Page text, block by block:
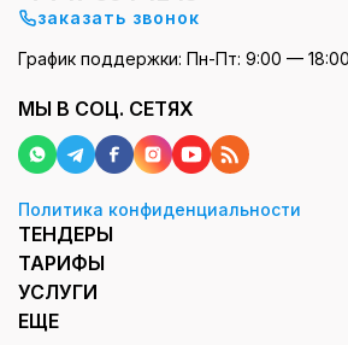
заказать звонок
График поддержки: Пн-Пт: 9:00 — 18:00
МЫ В СОЦ. СЕТЯХ
Политика конфиденциальности
ТЕНДЕРЫ
ТАРИФЫ
УСЛУГИ
ЕЩЕ